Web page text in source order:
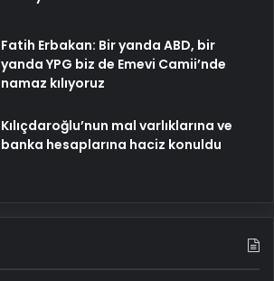
Fatih Erbakan: Bir yanda ABD, bir
yanda YPG biz de Emevi Camii’nde
namaz kılıyoruz
Kılıçdaroğlu’nun mal varlıklarına ve
banka hesaplarına haciz konuldu